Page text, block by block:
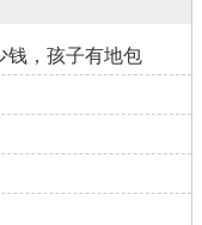
钱，孩子有地包